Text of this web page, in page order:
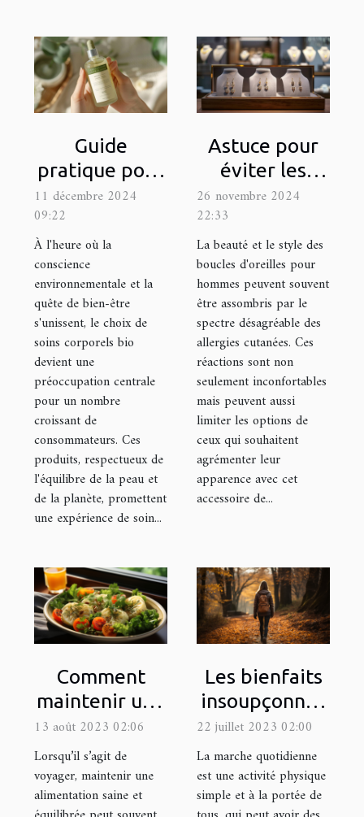
Guide
pratique pour
sélectionner
des soins
corporels bio
adaptés
11 décembre 2024
09:22
À l'heure où la
conscience
environnementale et la
quête de bien-être
s'unissent, le choix de
soins corporels bio
devient une
préoccupation centrale
pour un nombre
croissant de
consommateurs. Ces
produits, respectueux de
l'équilibre de la peau et
de la planète, promettent
une expérience de soin...
Astuce pour
éviter les
allergies avec
des boucles
d'oreilles pour
hommes
26 novembre 2024
22:33
La beauté et le style des
boucles d'oreilles pour
hommes peuvent souvent
être assombris par le
spectre désagréable des
allergies cutanées. Ces
réactions sont non
seulement inconfortables
mais peuvent aussi
limiter les options de
ceux qui souhaitent
agrémenter leur
apparence avec cet
accessoire de...
Comment
maintenir une
bonne
alimentation
lors de
voyages
13 août 2023 02:06
Lorsqu’il s’agit de
voyager, maintenir une
alimentation saine et
Les bienfaits
insoupçonnés
de la marche
quotidienne
22 juillet 2023 02:00
La marche quotidienne
est une activité physique
simple et à la portée de